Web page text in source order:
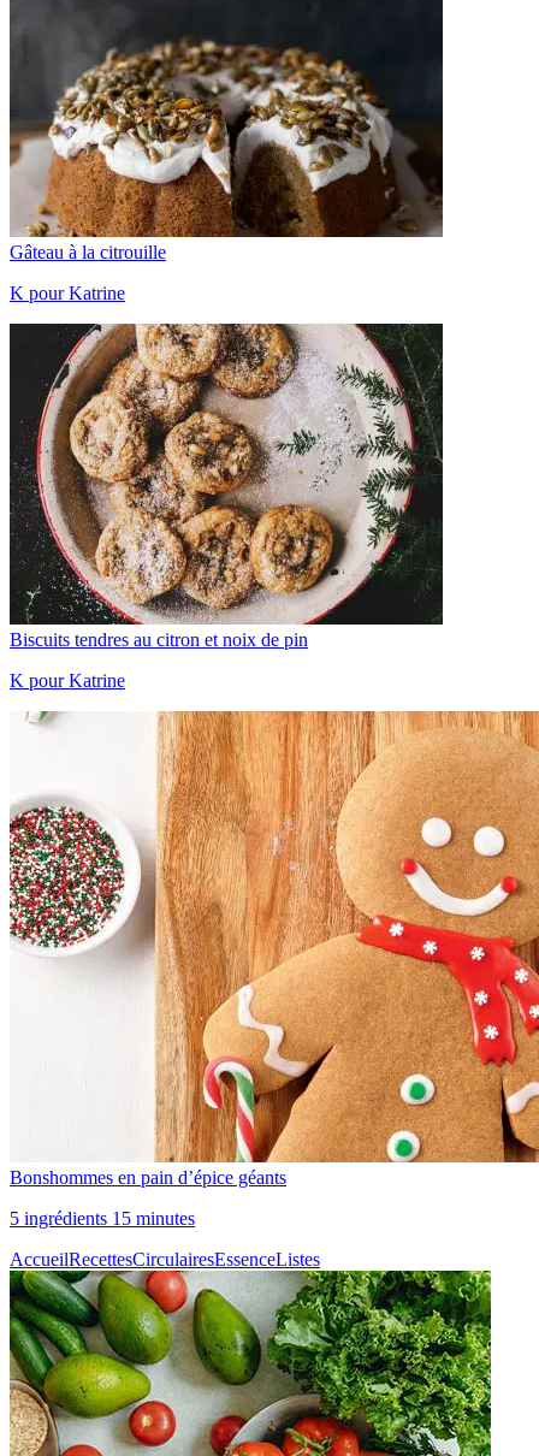
Gâteau à la citrouille
K pour Katrine
Biscuits tendres au citron et noix de pin
K pour Katrine
Bonshommes en pain d’épice géants
5 ingrédients 15 minutes
AccueilRecettesCirculairesEssenceListes